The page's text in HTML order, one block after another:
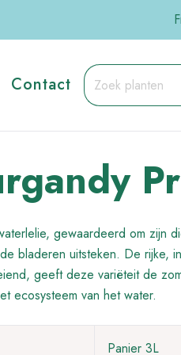
Contact
gewaardeerd om zijn
bladeren uitsteken. De rijke,
geeft deze variëteit de
ecosysteem van het water.
Panier 3L